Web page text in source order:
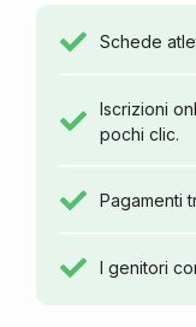
Schede
Iscrizioni
pochi clic.
Pagamenti
I genitori